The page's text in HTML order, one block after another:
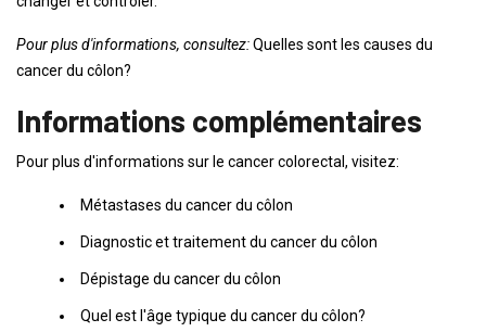
Pour plus d'informations, consultez:Quelles sont les causes du
cancer du côlon?
Informations complémentaires
Pour plus d'informations sur le cancer colorectal, visitez:
Métastases du cancer du côlon
Diagnostic et traitement du cancer du côlon
Dépistage du cancer du côlon
Quel est l'âge typique du cancer du côlon?